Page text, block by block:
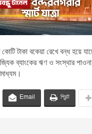
কোটি টাকা বকেয়া রেখে বন্ধ
ব্যাংকের ঋণ ও সংস্থার
Email প্রিন্ট